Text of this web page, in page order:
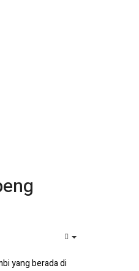
yang berada di